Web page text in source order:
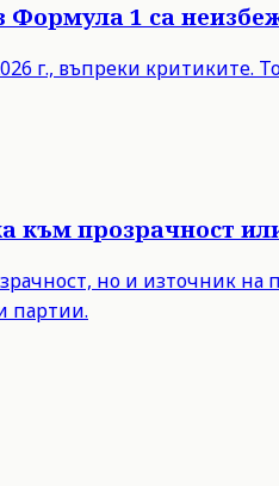
Формула 1 са
г., въпреки критиките.
към прозрачност
но и източник
партии.